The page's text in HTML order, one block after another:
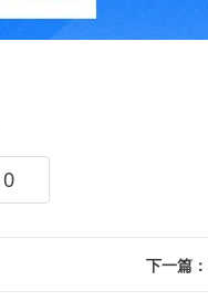
0
下一篇：